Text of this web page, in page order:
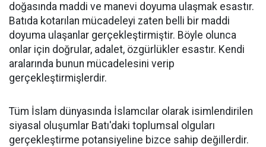
doğasında maddi ve manevi doyuma ulaşmak esastır.
Batıda kotarılan mücadeleyi zaten belli bir maddi
doyuma ulaşanlar gerçekleştirmiştir. Böyle olunca
onlar için doğrular, adalet, özgürlükler esastır. Kendi
aralarında bunun mücadelesini verip
gerçekleştirmişlerdir.
Tüm İslam dünyasında İslamcılar olarak isimlendirilen
siyasal oluşumlar Batı'daki toplumsal olguları
gerçekleştirme potansiyeline bizce sahip değillerdir.